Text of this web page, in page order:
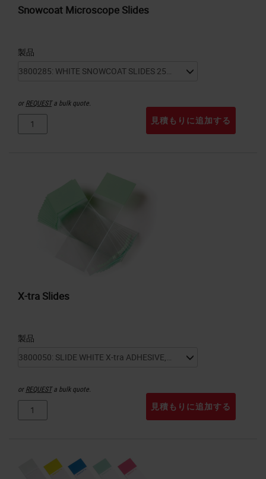
Snowcoat Microscope Slides
製品
orREQUESTa bulk quote.
見積もりに追加する
X-tra Slides
製品
orREQUESTa bulk quote.
見積もりに追加する